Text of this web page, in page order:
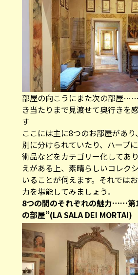
部屋の向こうにまた次の部屋
き当たりまで見渡せて奥行きを
す
ここには主に8つのお部屋があ
別に分けられていたり、ハーブ
術品などをカテゴリー化してあ
えがある上、素晴らしいコレク
いることが伺えます。それでは
力を堪能してみましょう。
8つの間のそれぞれの魅力……第
の部屋”(LA SALA DEI MORTAI)